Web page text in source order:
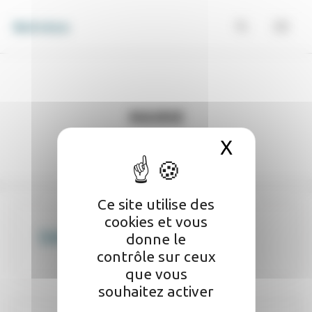
Ce site utilise des
cookies et vous
donne le
contrôle sur ceux
que vous
souhaitez activer
X
Mairie
Délibérations